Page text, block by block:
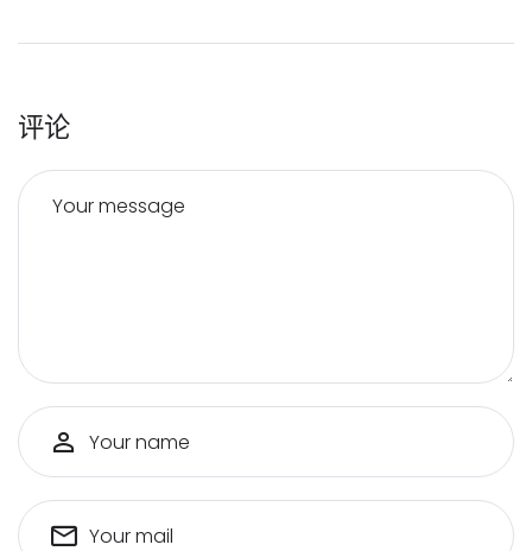
评论
Your message
Your name
Your mail